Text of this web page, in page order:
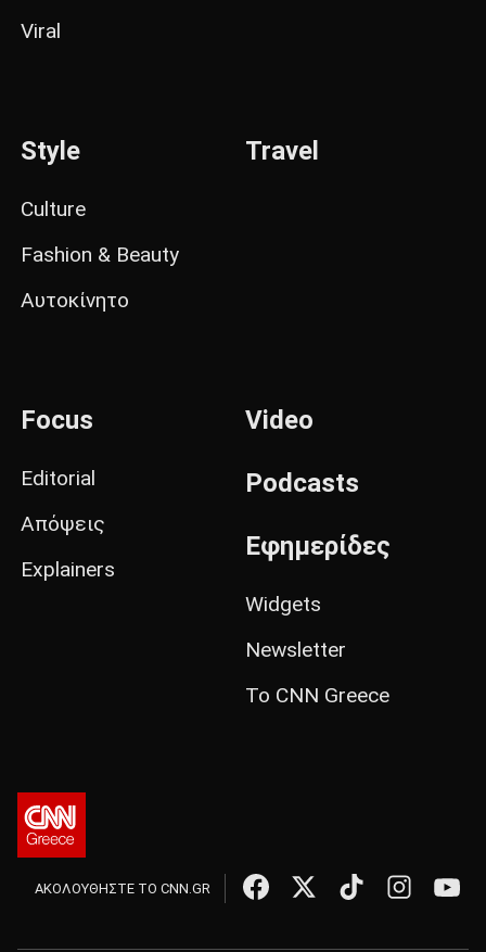
Viral
Style
Culture
Fashion & Beauty
Αυτοκίνητο
Travel
Focus
Editorial
Απόψεις
Explainers
Video
Podcasts
Εφημερίδες
Widgets
Newsletter
Το CNN Greece
ΑΚΟΛΟΥΘΗΣΤΕ ΤΟ CNN.GR